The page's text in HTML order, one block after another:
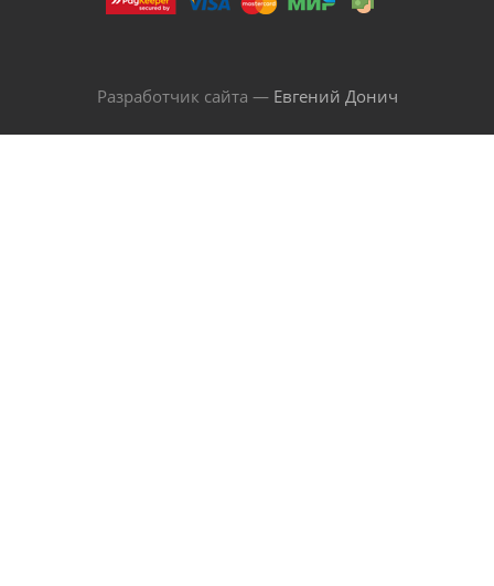
Разработчик сайта — Евгений Донич